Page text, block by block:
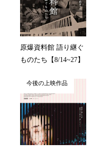
原爆資料館 語り継ぐ
ものたち【8/14~27】
今後の上映作品